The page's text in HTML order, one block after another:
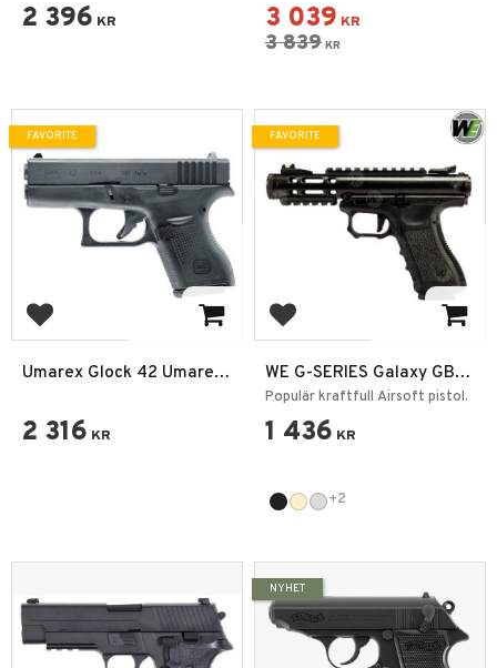
2 396 KR 3 039 KR
3 839 KR
Add to favorites
Umarex Glock 42 Umarex
2 316 KR
FAVORITE
Add to favorites
WE G-SERIES Galaxy GBB
6mm
Populär kraftfull Airsoft pistol.
1 436 KR
FAVORITE
+2
NYHET